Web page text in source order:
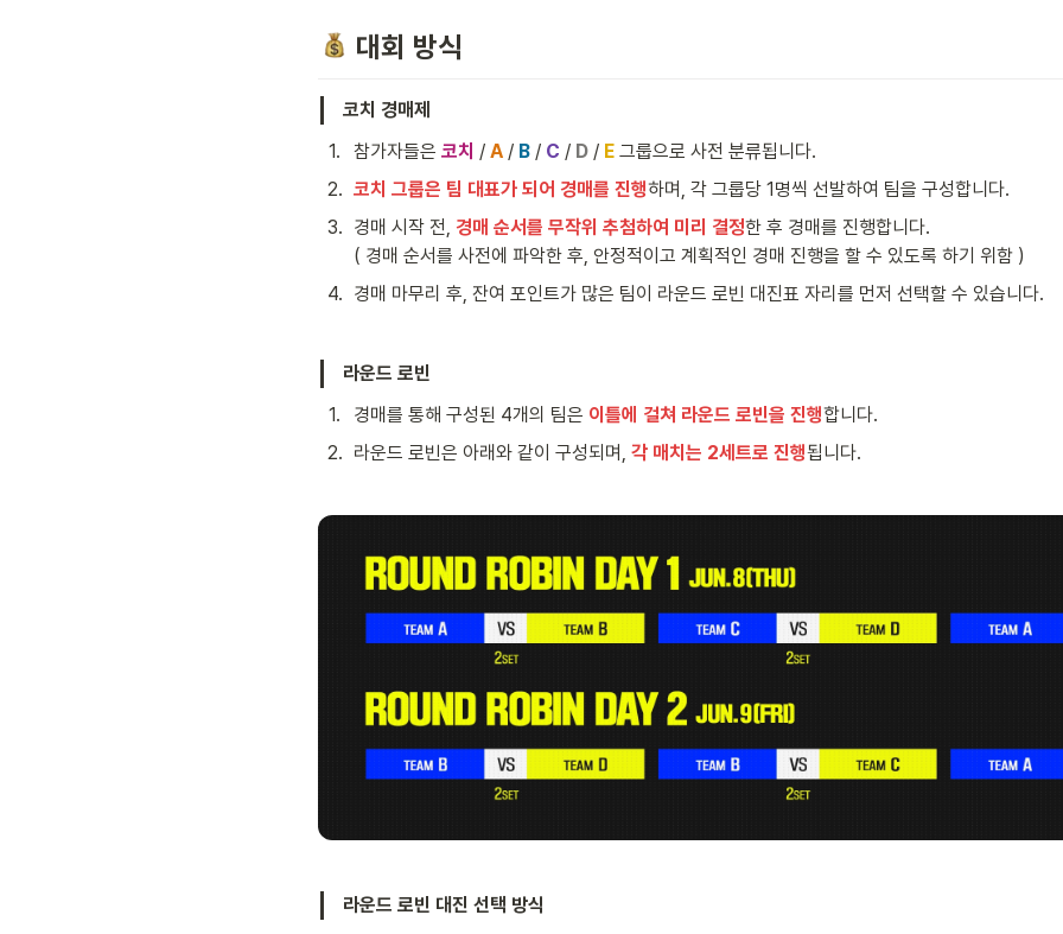
대회 방식
코치 경매제
1. 참가자들은 코치 / A / B / C / D / E 그룹으로 사전 분류됩니다.
2. 코치 그룹은 팀 대표가 되어 경매를 진행하며, 각 그룹당 1명씩 선발하여 팀을 구성합니다.
3. 경매 시작 전, 경매 순서를 무작위 추첨하여 미리 결정한 후 경매를 진행합니다.
( 경매 순서를 사전에 파악한 후, 안정적이고 계획적인 경매 진행을 할 수 있도록 하기 위함 )
4. 경매 마무리 후, 잔여 포인트가 많은 팀이 라운드 로빈 대진표 자리를 먼저 선택할 수 있습니다.
라운드 로빈
1. 경매를 통해 구성된 4개의 팀은 이틀에 걸쳐 라운드 로빈을 진행합니다.
2. 라운드 로빈은 아래와 같이 구성되며, 각 매치는 2세트로 진행됩니다.
라운드 로빈 대진 선택 방식